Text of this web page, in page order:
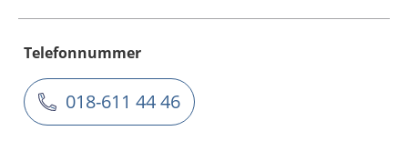
Telefonnummer
018-611 44 46